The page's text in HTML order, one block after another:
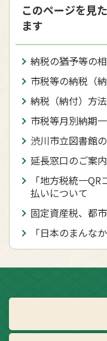
このページを見
ます
納税の猶予等の
市税等の納税（
納税（納付）方
市税等月別納期
渋川市立図書館
延長窓口のご案内
「地方税統一
払いについて
固定資産税、都
「日本のまんな